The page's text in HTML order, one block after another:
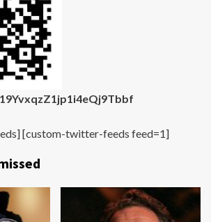
[custom-twitter-feeds feed=1]